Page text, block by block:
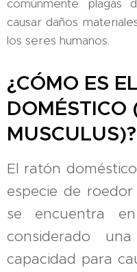
comúnmente plagas
causar daños
los seres humanos.
¿CÓMO ES
DOMÉSTICO
MUSCULUS)?
El ratón
especie de
se encuentra
considerado
capacidad para